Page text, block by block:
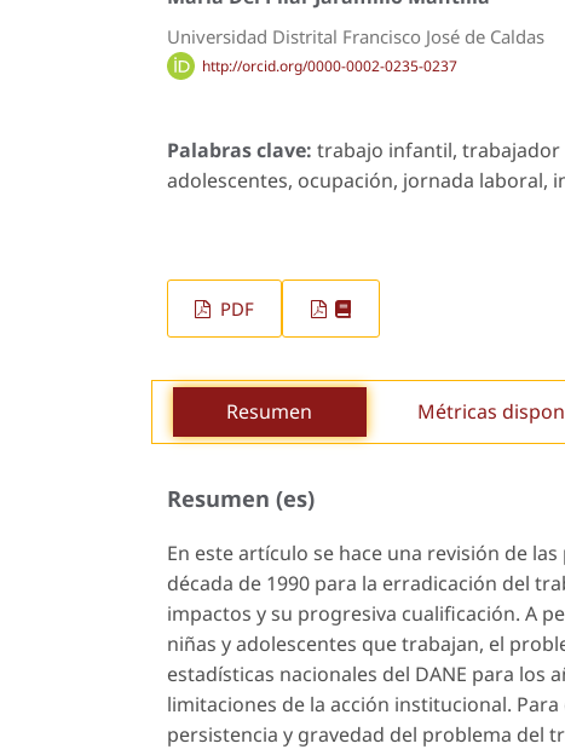
Universidad Distrital Francisco José de Caldas
http://orcid.org/0000-0002-0235-0237
Palabras clave: trabajo infantil, trabajador
adolescentes, ocupación, jornada laboral,
PDF
Resumen Métricas
Resumen (es)
En este artículo se hace una revisión de
década de 1990 para la erradicación del
impactos y su progresiva cualificación. A
niñas y adolescentes que trabajan, el
estadísticas nacionales del DANE para los
limitaciones de la acción institucional.
persistencia y gravedad del problema del